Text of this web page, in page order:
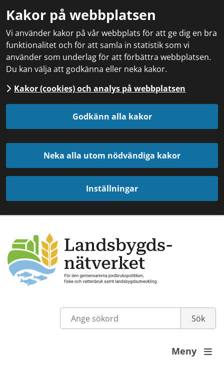
Kakor på webbplatsen
Vi använder kakor på vår webbplats för att ge dig en bra
funktionalitet och för att samla in statistik som vi
använder som underlag för att förbättra webbplatsen.
Du kan välja att godkänna eller neka kakor.
Kakor (cookies) och analys på webbplatsen
Godkänn alla kakor
Neka alla utom nödvändiga kakor
Inställningar
Meny 